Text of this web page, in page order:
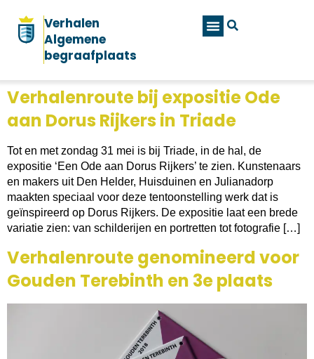
Verhalen
Algemene
begraafplaats
Verhalenroute bij expositie Ode
aan Dorus Rijkers in Triade
Tot en met zondag 31 mei is bij Triade, in de hal, de
expositie ‘Een Ode aan Dorus Rijkers’ te zien. Kunstenaars
en makers uit Den Helder, Huisduinen en Julianadorp
maakten speciaal voor deze tentoonstelling werk dat is
geïnspireerd op Dorus Rijkers. De expositie laat een brede
variatie zien: van schilderijen en portretten tot fotografie […]
Verhalenroute genomineerd voor
Gouden Terebinth en 3e plaats